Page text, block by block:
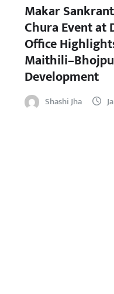
Makar
Chura Event at
Office
Development
Shashi Jha